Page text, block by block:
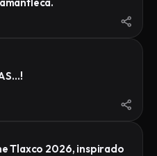
Tlaxco 2026, inspirado